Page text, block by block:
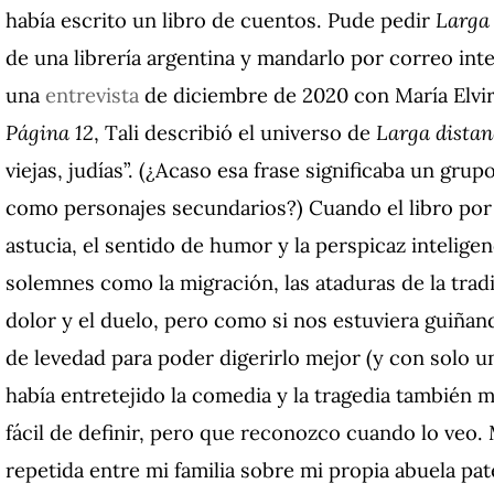
había escrito un libro de cuentos. Pude pedir
de una librería argentina y mandarlo por correo
una entrevista de diciembre de 2020 con María
Página 12, Tali describió el universo de Larga
viejas, judías”. (¿Acaso esa frase significaba un
como personajes secundarios?) Cuando el libro
astucia, el sentido de humor y la perspicaz
solemnes como la migración, las ataduras de la
dolor y el duelo, pero como si nos estuviera
de levedad para poder digerirlo mejor (y con solo
había entretejido la comedia y la tragedia también
fácil de definir, pero que reconozco cuando lo
repetida entre mi familia sobre mi propia abuela